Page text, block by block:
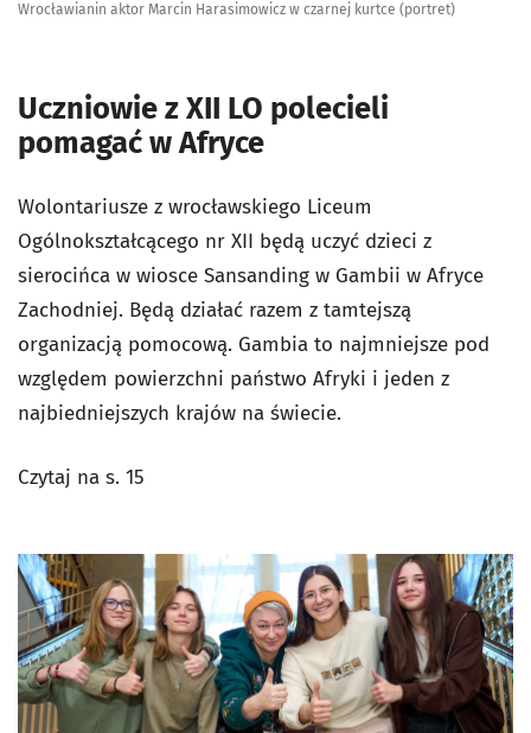
Wrocławianin aktor Marcin Harasimowicz w czarnej kurtce (portret)
Uczniowie z XII LO polecieli
pomagać w Afryce
Wolontariusze z wrocławskiego Liceum
Ogólnokształcącego nr XII będą uczyć dzieci z
sierocińca w wiosce Sansanding w Gambii w Afryce
Zachodniej. Będą działać razem z tamtejszą
organizacją pomocową. Gambia to najmniejsze pod
względem powierzchni państwo Afryki i jeden z
najbiedniejszych krajów na świecie.
Czytaj na s. 15